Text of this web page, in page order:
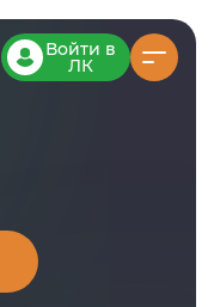
Войти в
ЛК